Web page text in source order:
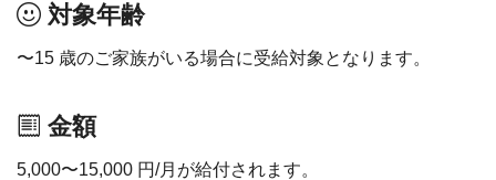
対象年齢
〜15 歳のご家族がいる場合に受給対象となります。
金額
5,000〜15,000 円/月が給付されます。